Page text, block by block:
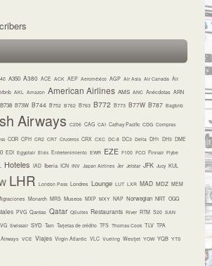
A350 A380 ACE ACK AEP Aeroméxico AGP Air Asia Air Canada Air
AKL Amazon American Airlines AMS ANC Anécdotas ARN
B738 B73W B744 B752 B762 B763 B772 B773 B77W B787 Bagbnb
Airways C206 CAG CAI Cathay Pacific CDG Compras
COR CPH CR2 CR7 Cruceros CRX CXC DC-8 DC3 Delta DH1 DH3 DME
EDI Egyptair Elvis Entretenimiento EWR EZE F100 FCO Finnair Flybe
Hoteles IAD Iberia ICN INV Japan Airlines Jer Jetstar JFK Jucy KUL
LHR London Pass Londres Lounge LUT LXR MAD MDZ MEM
Monarch MRS Museos MXP MXY NAP Norwegian NRT OGG
PVG Qantas Qatar QSuites Restaurants River RTM S20 SAN
Swissair SYD Tam Tarjetas de crédito TFS Thomas Cook TLV TPA
VCE Viajes Virgin Atlantic VLC Vueling Westjet YOW YQB YTS